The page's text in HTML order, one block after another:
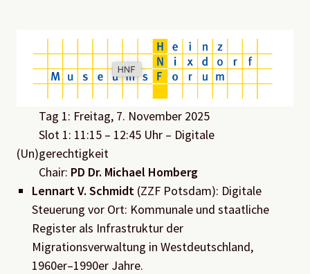
Tag 1: Freitag, 7. November 2025
Slot 1: 11:15 – 12:45 Uhr – Digitale
(Un)gerechtigkeit
Chair: PD Dr. Michael Homberg
Lennart V. Schmidt (ZZF Potsdam): Digitale
Steuerung vor Ort: Kommunale und staatliche
Register als Infrastruktur der
Migrationsverwaltung in Westdeutschland,
1960er–1990er Jahre.